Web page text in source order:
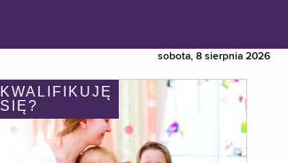
sobota, 8 sierpnia 2026
KWALIFIKUJĘ
SIĘ?